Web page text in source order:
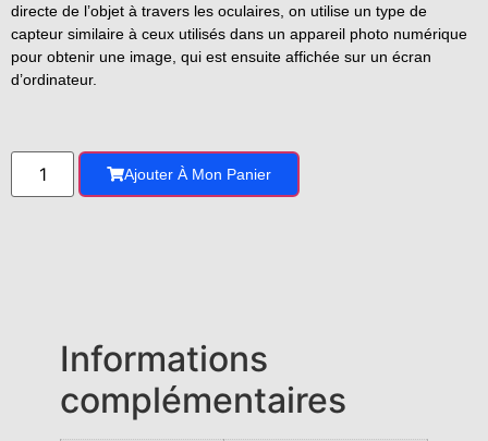
directe de l’objet à travers les oculaires, on utilise un type de
capteur similaire à ceux utilisés dans un appareil photo numérique
pour obtenir une image, qui est ensuite affichée sur un écran
d’ordinateur.
Ajouter À Mon Panier
Informations
complémentaires